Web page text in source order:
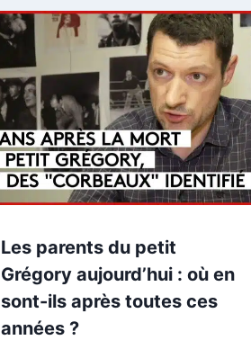
Les parents du petit
Grégory aujourd’hui : où en
sont-ils après toutes ces
années ?